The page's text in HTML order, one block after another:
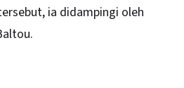
ia didampingi oleh